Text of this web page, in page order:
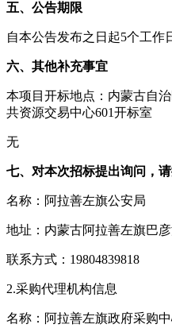
五、公告期限
自本公告发布之日起5个工作
六、其他补充事宜
本项目开标地点：内蒙古自
共资源交易中心601开标室
无
七、对本次招标提出询问，请
名称：阿拉善左旗公安局
地址：内蒙古阿拉善左旗巴
联系方式：19804839818
2.采购代理机构信息
名称：阿拉善左旗政府采购